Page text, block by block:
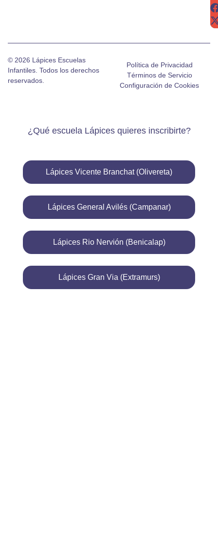
© 2026 Lápices Escuelas
Infantiles. Todos los derechos
reservados.
Política de Privacidad
Términos de Servicio
Configuración de Cookies
¿Qué escuela Lápices quieres inscribirte?
Lápices Vicente Branchat (Olivereta)
Lápices General Avilés (Campanar)
Lápices Rio Nervión (Benicalap)
Lápices Gran Via (Extramurs)